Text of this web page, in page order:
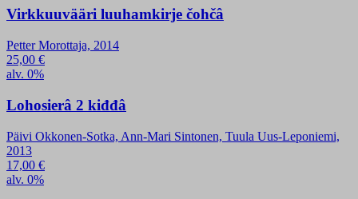
Virkkuuvääri luuhamkirje čohčâ
Petter Morottaja, 2014
25,00 €
alv. 0%
Lohosierâ 2 kiđđâ
Päivi Okkonen-Sotka, Ann-Mari Sintonen, Tuula Uus-Leponiemi,
2013
17,00 €
alv. 0%